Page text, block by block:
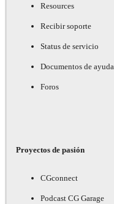
Resources
Recibir soporte
Status de servicio
Documentos de ayuda
Foros
Proyectos de pasión
CGconnect
Podcast CG Garage